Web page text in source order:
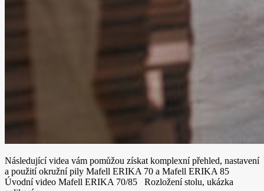
Následující videa vám pomůžou získat komplexní přehled, nastavení
a použití okružní pily Mafell ERIKA 70 a Mafell ERIKA 85
Úvodní video Mafell ERIKA 70/85 Rozložení stolu, ukázka